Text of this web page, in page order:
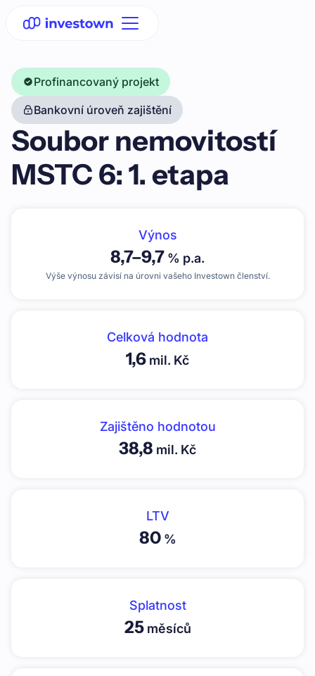
Profinancovaný projekt
Bankovní úroveň zajištění
Soubor nemovitostí
MSTC 6: 1. etapa
Výnos
8,7–9,7 % p.a.
Výše výnosu závisí na úrovni vašeho Investown členství.
Celková hodnota
1,6 mil. Kč
Zajištěno hodnotou
38,8 mil. Kč
LTV
80%
Splatnost
25měsíců